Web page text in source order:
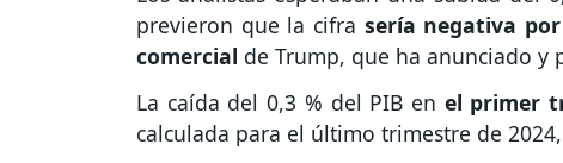
previeron que la cifra sería negativa
comercial de Trump, que ha anunciado y
La caída del 0,3 % del PIB en el primer
calculada para el último trimestre de